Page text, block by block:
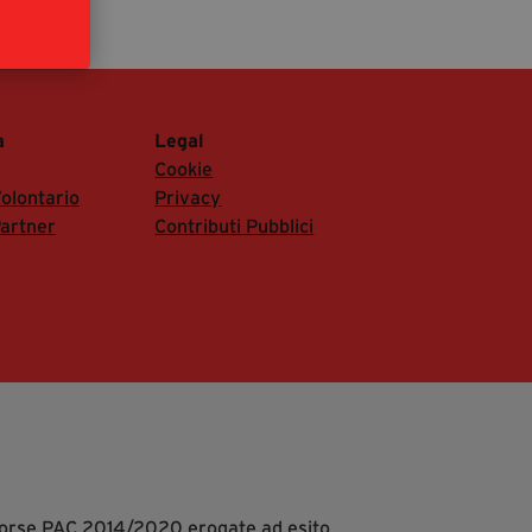
+39 346 954 4078
Legal
Cookie
Privacy
Contributi Pubblici
PAC 2014/2020 erogate ad esito